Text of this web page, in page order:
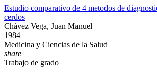
Estudio comparativo de 4 metodos de
cerdos
Chávez Vega, Juan Manuel
1984
Medicina y Ciencias de la Salud
share
Trabajo de grado